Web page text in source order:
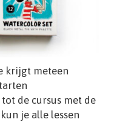
krijgt meteen
de cursus met de
je alle lessen